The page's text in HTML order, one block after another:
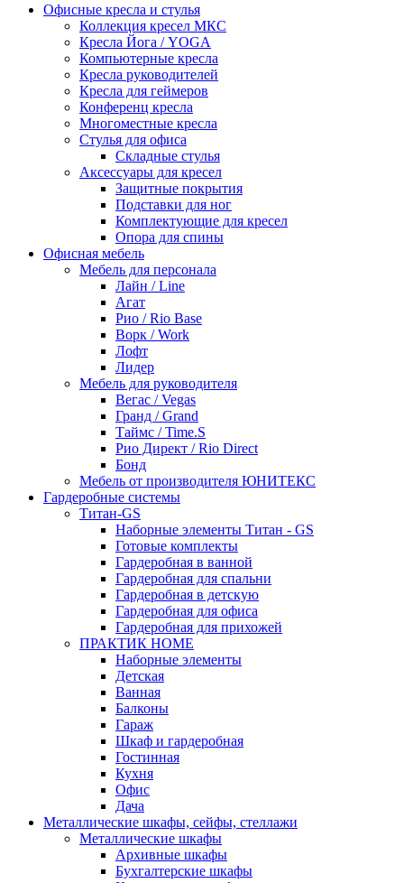
Офисные кресла и стулья
Коллекция кресел МКС
Кресла Йога / YOGA
Компьютерные кресла
Кресла руководителей
Кресла для геймеров
Конференц кресла
Многоместные кресла
Стулья для офиса
Складные стулья
Аксессуары для кресел
Защитные покрытия
Подставки для ног
Комплектующие для кресел
Опора для спины
Офисная мебель
Мебель для персонала
Лайн / Line
Агат
Рио / Rio Base
Ворк / Work
Лофт
Лидер
Мебель для руководителя
Вегас / Vegas
Гранд / Grand
Таймс / Time.S
Рио Директ / Rio Direct
Бонд
Мебель от производителя ЮНИТЕКС
Гардеробные системы
Титан-GS
Наборные элементы Титан - GS
Готовые комплекты
Гардеробная в ванной
Гардеробная для спальни
Гардеробная в детскую
Гардеробная для офиса
Гардеробная для прихожей
ПРАКТИК HOME
Наборные элементы
Детская
Ванная
Балконы
Гараж
Шкаф и гардеробная
Гостинная
Кухня
Офис
Дача
Металлические шкафы, сейфы, стеллажи
Металлические шкафы
Архивные шкафы
Бухгалтерские шкафы